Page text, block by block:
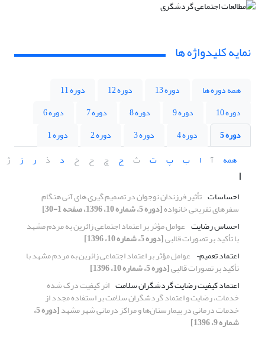
نمایه کلیدواژه ها
همه دوره ها دوره 13 دوره 12
دوره 11
دوره 10
دوره 9 دوره 8 دوره 7
دوره 6
دوره 5
دوره 4 دوره 3 دوره 2
دوره 1
همه
آ ا ب پ ت ث ج چ ح خ د ذ ر ز ژ
ا
احساسات تأثیر فرزندان نوجوان در تصمیم گیری های آنی هنگام
سفرهای تفریحی خانواده[دوره 5، شماره 10، 1396، صفحه 1-30]
احساس رضایت عوامل مؤثر بر اعتماد اجتماعی زائرین به مردم مشهد
با تأکید بر تصورات قالبی[دوره 5، شماره 10، 1396]
اعتماد تعمیم¬ عوامل مؤثر بر اعتماد اجتماعی زائرین به مردم مشهد با
تأکید بر تصورات قالبی[دوره 5، شماره 10، 1396]
اعتماد کیفیت رضایت گردشگران سلامت اثر کیفیت درک شده
خدمات، رضایت و اعتماد گردشگران سلامت بر استفاده مجدد از
خدمات درمانی در بیمارستان‌ها و مراکز درمانی شهر مشهد [دوره 5،
شماره 9، 1396]